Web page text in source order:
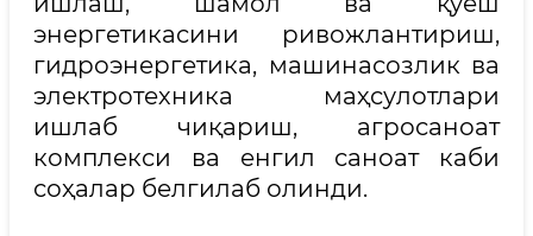
энергетикасини ривожлантириш,
гидроэнергетика, машинасозлик ва
электротехника маҳсулотлари
ишлаб чиқариш, агросаноат
комплекси ва енгил саноат каби
соҳалар белгилаб олинди.